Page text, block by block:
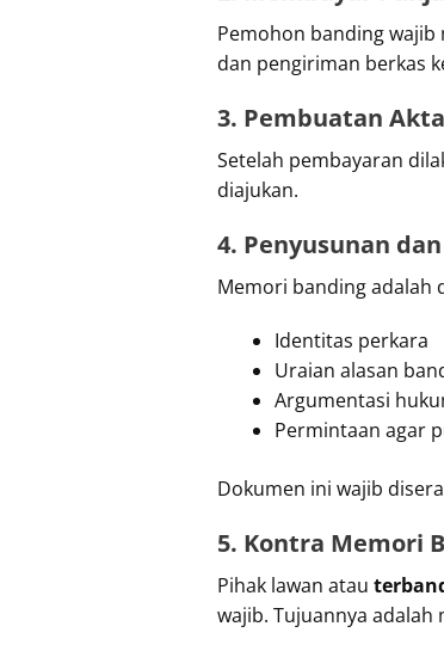
Pemohon banding
dan pengiriman berkas
3. Pembuatan
Setelah pembayaran
diajukan.
4. Penyusunan
Memori banding adalah
Identitas perkara
Uraian alasan
Argumentasi
Permintaan agar
Dokumen ini wajib
5. Kontra Memori
Pihak lawan atau
wajib. Tujuannya